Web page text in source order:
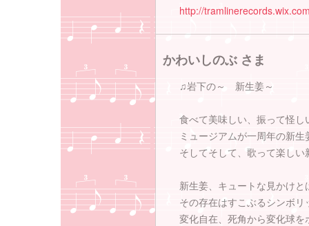
http://
かわいしのぶ さま
♫岩下の～ 新生姜～
食べて美味しい、振って怪
ミュージアムが一周年の新
そしてそして、歌って楽しい
新生姜、キュートな見かけ
その存在はすこぶるシンボ
変化自在、死角から変化球